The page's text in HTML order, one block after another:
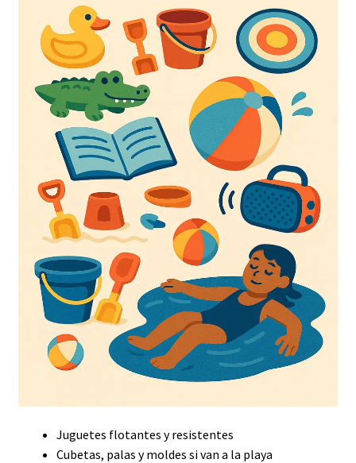
Juguetes flotantes y resistentes
Cubetas, palas y moldes si van a la playa